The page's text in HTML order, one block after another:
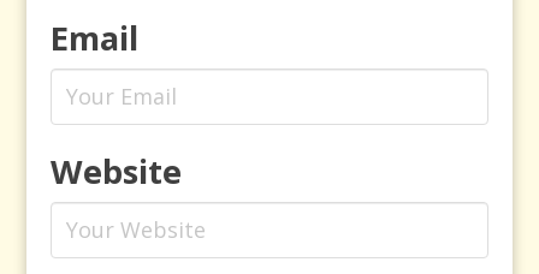
Email
Website